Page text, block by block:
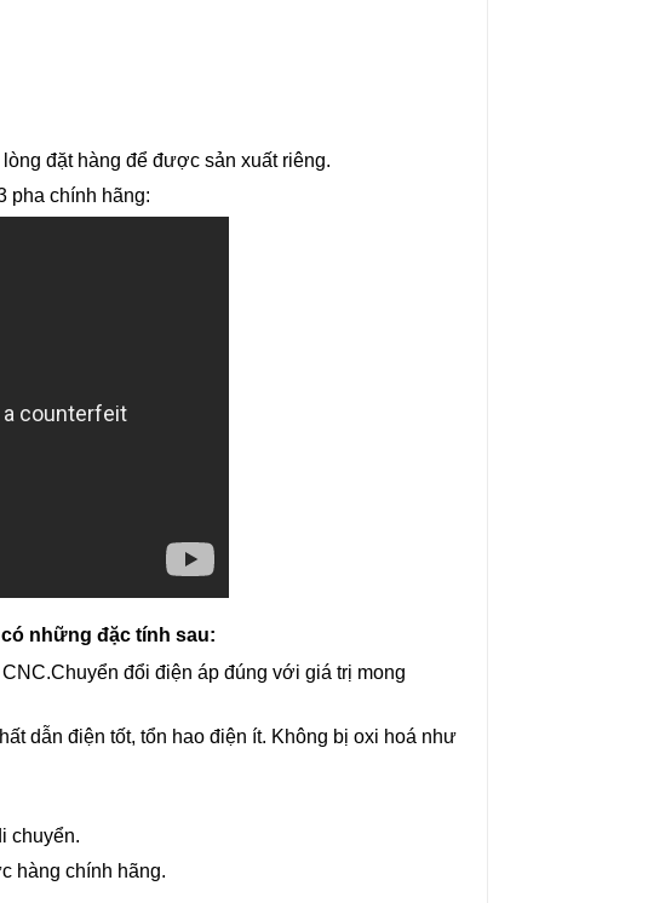
đặt hàng để được sản xuất riêng.
pha chính hãng:
có những đặc tính sau:
đổi điện áp đúng với giá trị mong
dẫn điện tốt, tổn hao điện ít. Không bị oxi hoá như
chuyển.
hàng chính hãng.